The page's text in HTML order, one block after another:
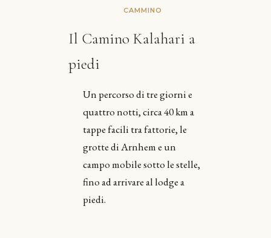
CAMMINO
Il Camino Kalahari a
piedi
Un percorso di tre giorni e
quattro notti, circa 40 km a
tappe facili tra fattorie, le
grotte di Arnhem e un
campo mobile sotto le stelle,
fino ad arrivare al lodge a
piedi.